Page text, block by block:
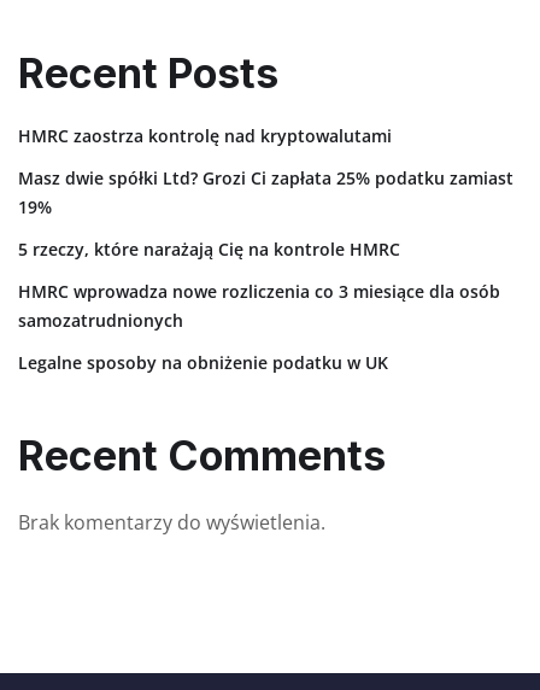
Recent Posts
HMRC zaostrza kontrolę nad kryptowalutami
Masz dwie spółki Ltd? Grozi Ci zapłata 25% podatku zamiast
19%
5 rzeczy, które narażają Cię na kontrole HMRC
HMRC wprowadza nowe rozliczenia co 3 miesiące dla osób
samozatrudnionych
Legalne sposoby na obniżenie podatku w UK
Recent Comments
Brak komentarzy do wyświetlenia.